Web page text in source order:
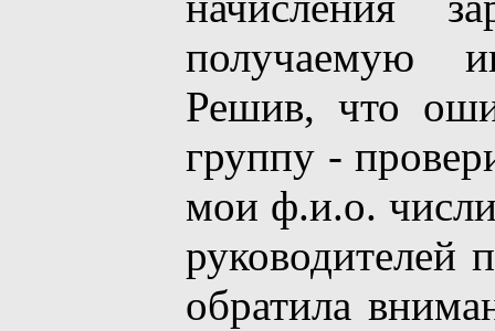
получаемую
Решив, что
группу -
мои ф.и.о.
руководителей
обратила